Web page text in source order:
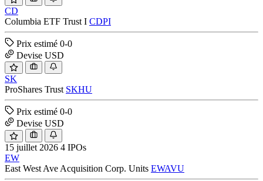
CD
Columbia ETF Trust I CDPI
Prix estimé 0-0
Devise USD
SK
ProShares Trust SKHU
Prix estimé 0-0
Devise USD
15 juillet 2026 4 IPOs
EW
East West Ave Acquisition Corp. Units EWAVU